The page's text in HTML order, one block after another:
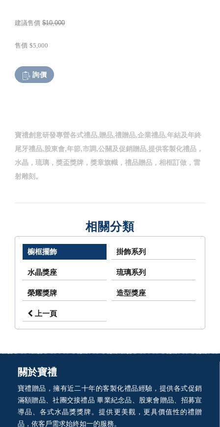
建議售價 $10,000
售價 $5,000
詢價
寶禮創意研發專營各式禮品,贈品,禮贈品,企業禮品,年結及年終
尾牙禮品,股東會,年節,市調,公關及促銷贈品,提供客製化禮品，
水晶，琉璃，獎盃獎牌，獎章旗幟，禮品贈品，相框訂做，雷
射雕刻。
相關分類
櫥框擺飾 掛飾系列
水晶獎座 琉璃系列
榮耀獎牌 造型獎座
上一頁
關於寶禮
寶禮贈品，擁有近二十年的客製化禮品經驗，提供各式促銷
滿額贈品、社團交接禮品 畢業紀念品、股東會贈品、招募宣
導品、各式水晶獎獎牌。提供更美觀，更具價值性的禮贈
品，依客戶需求始終如一的服務。